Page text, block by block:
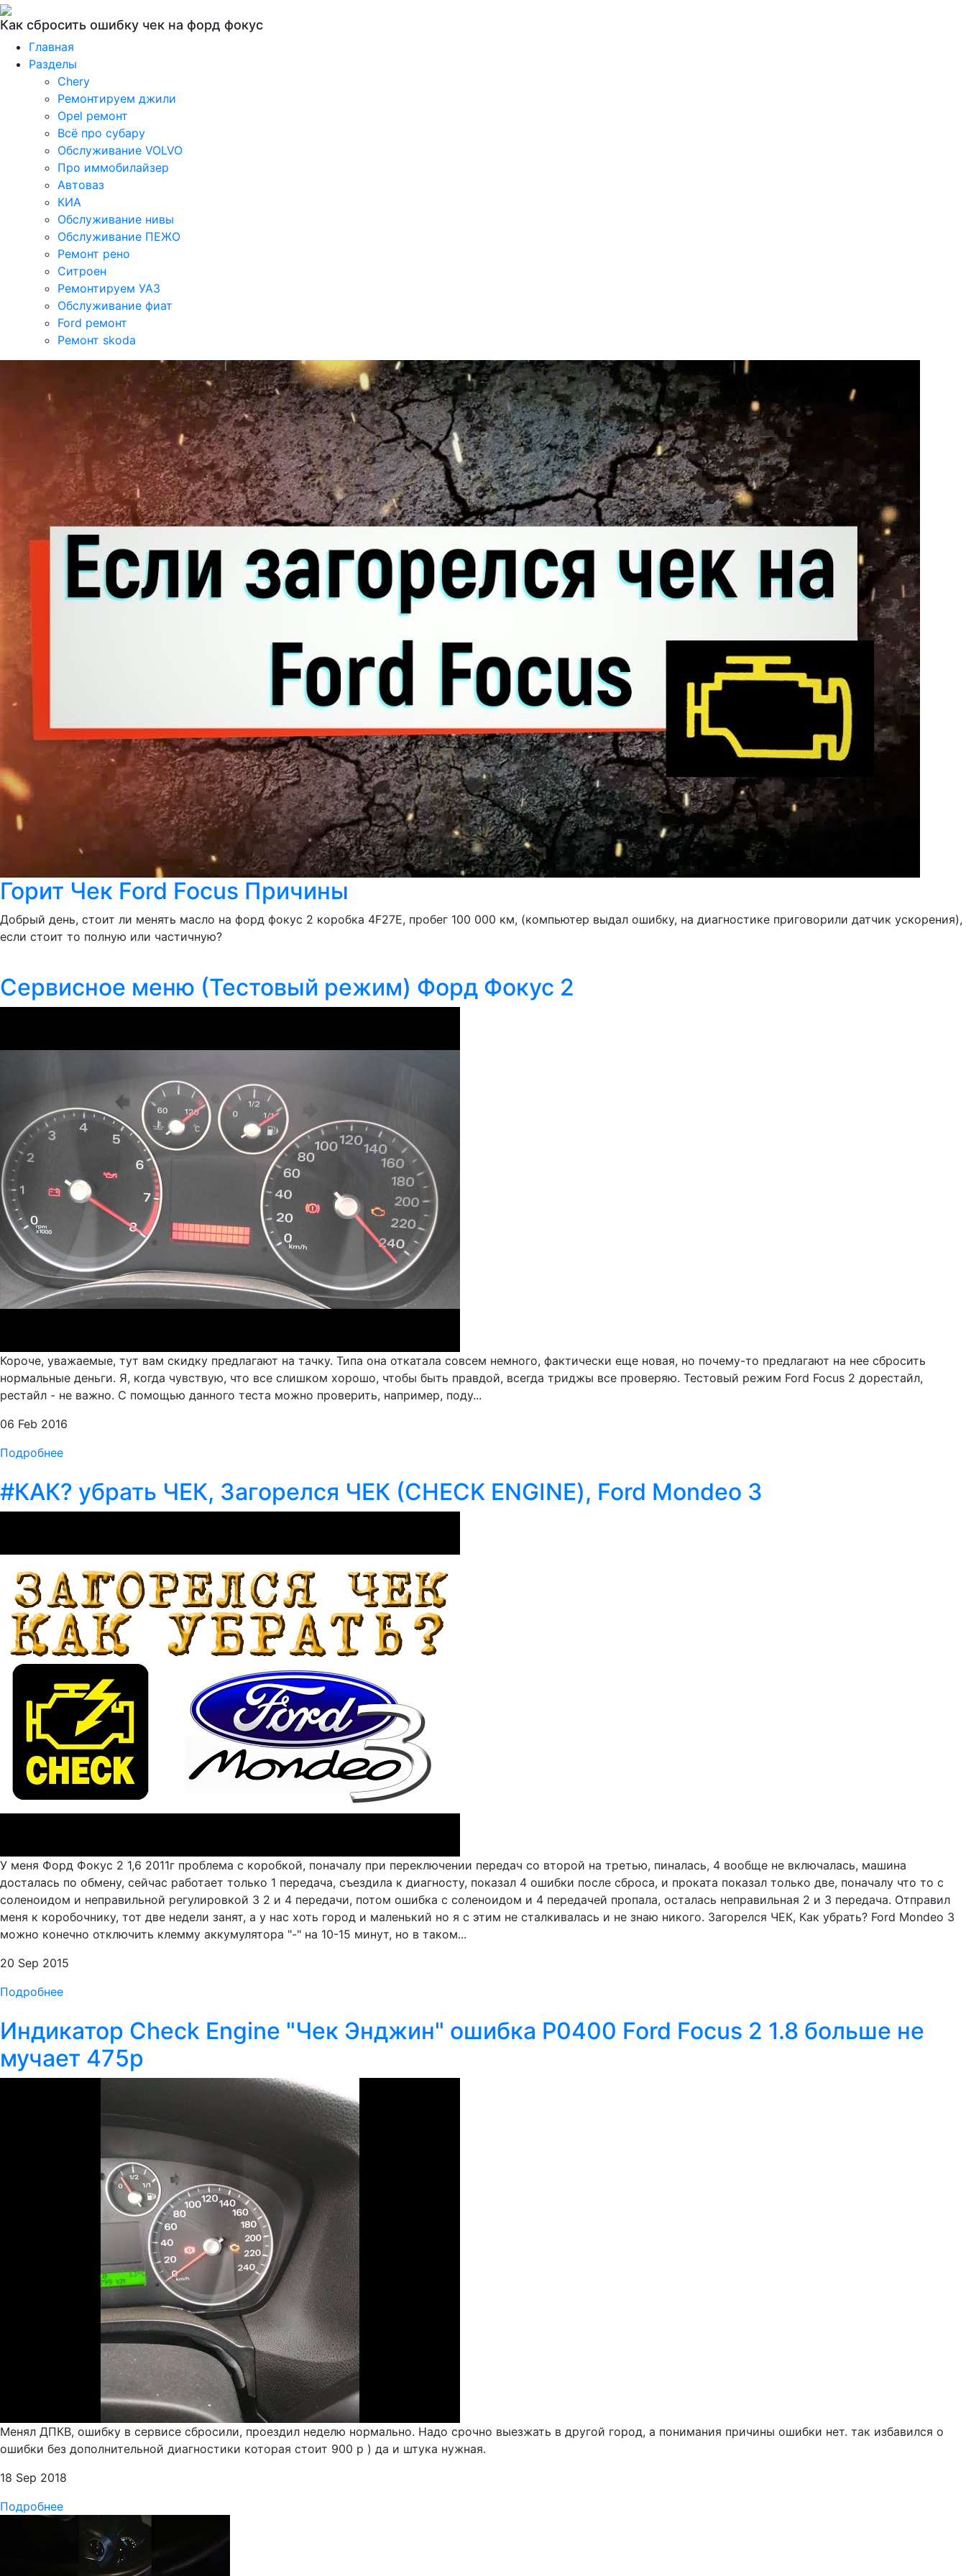
Как сбросить ошибку чек на форд фокус
Главная
Разделы
Chery
Ремонтируем джили
Opel ремонт
Всё про субару
Обслуживание VOLVO
Про иммобилайзер
Автоваз
КИА
Обслуживание нивы
Обслуживание ПЕЖО
Ремонт рено
Ситроен
Ремонтируем УАЗ
Обслуживание фиат
Ford ремонт
Ремонт skoda
Горит Чек Ford Focus Причины
Добрый день, стоит ли менять масло на форд фокус 2 коробка 4F27E, пробег 100 000 км, (компьютер выдал ошибку, на диагностике приговорили датчик ускорения),
если стоит то полную или частичную?
Сервисное меню (Тестовый режим) Форд Фокус 2
Короче, уважаемые, тут вам скидку предлагают на тачку. Типа она откатала совсем немного, фактически еще новая, но почему-то предлагают на нее сбросить
нормальные деньги. Я, когда чувствую, что все слишком хорошо, чтобы быть правдой, всегда триджы все проверяю. Тестовый режим Ford Focus 2 дорестайл,
рестайл - не важно. С помощью данного теста можно проверить, например, поду...
06 Feb 2016
Подробнее
#КАК? убрать ЧЕК, Загорелся ЧЕК (CHECK ENGINE), Ford Mondeo 3
У меня Форд Фокус 2 1,6 2011г проблема с коробкой, поначалу при переключении передач со второй на третью, пиналась, 4 вообще не включалась, машина
досталась по обмену, сейчас работает только 1 передача, съездила к диагносту, показал 4 ошибки после сброса, и проката показал только две, поначалу что то с
соленоидом и неправильной регулировкой 3 2 и 4 передачи, потом ошибка с соленоидом и 4 передачей пропала, осталась неправильная 2 и 3 передача. Отправил
меня к коробочнику, тот две недели занят, а у нас хоть город и маленький но я с этим не сталкивалась и не знаю никого. Загорелся ЧЕК, Как убрать? Ford Mondeo 3
можно конечно отключить клемму аккумулятора "-" на 10-15 минут, но в таком...
20 Sep 2015
Подробнее
Индикатор Check Engine "Чек Энджин" ошибка P0400 Ford Focus 2 1.8 больше не
мучает 475р
Менял ДПКВ, ошибку в сервисе сбросили, проездил неделю нормально. Надо срочно выезжать в другой город, а понимания причины ошибки нет. так избавился о
ошибки без дополнительной диагностики которая стоит 900 р ) да и штука нужная.
18 Sep 2018
Подробнее